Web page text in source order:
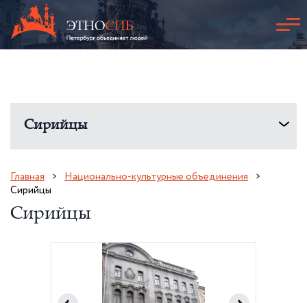
Сирийцы
Главная
Национально-культурные объединения
Сирийцы
Сирийцы